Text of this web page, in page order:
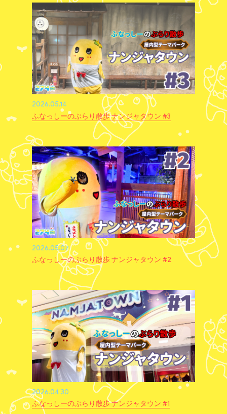
2026.05.14
ふなっしーのぶらり散歩 ナンジャタウン #3
2026.05.07
ふなっしーのぶらり散歩 ナンジャタウン #2
2026.04.30
ふなっしーのぶらり散歩 ナンジャタウン #1